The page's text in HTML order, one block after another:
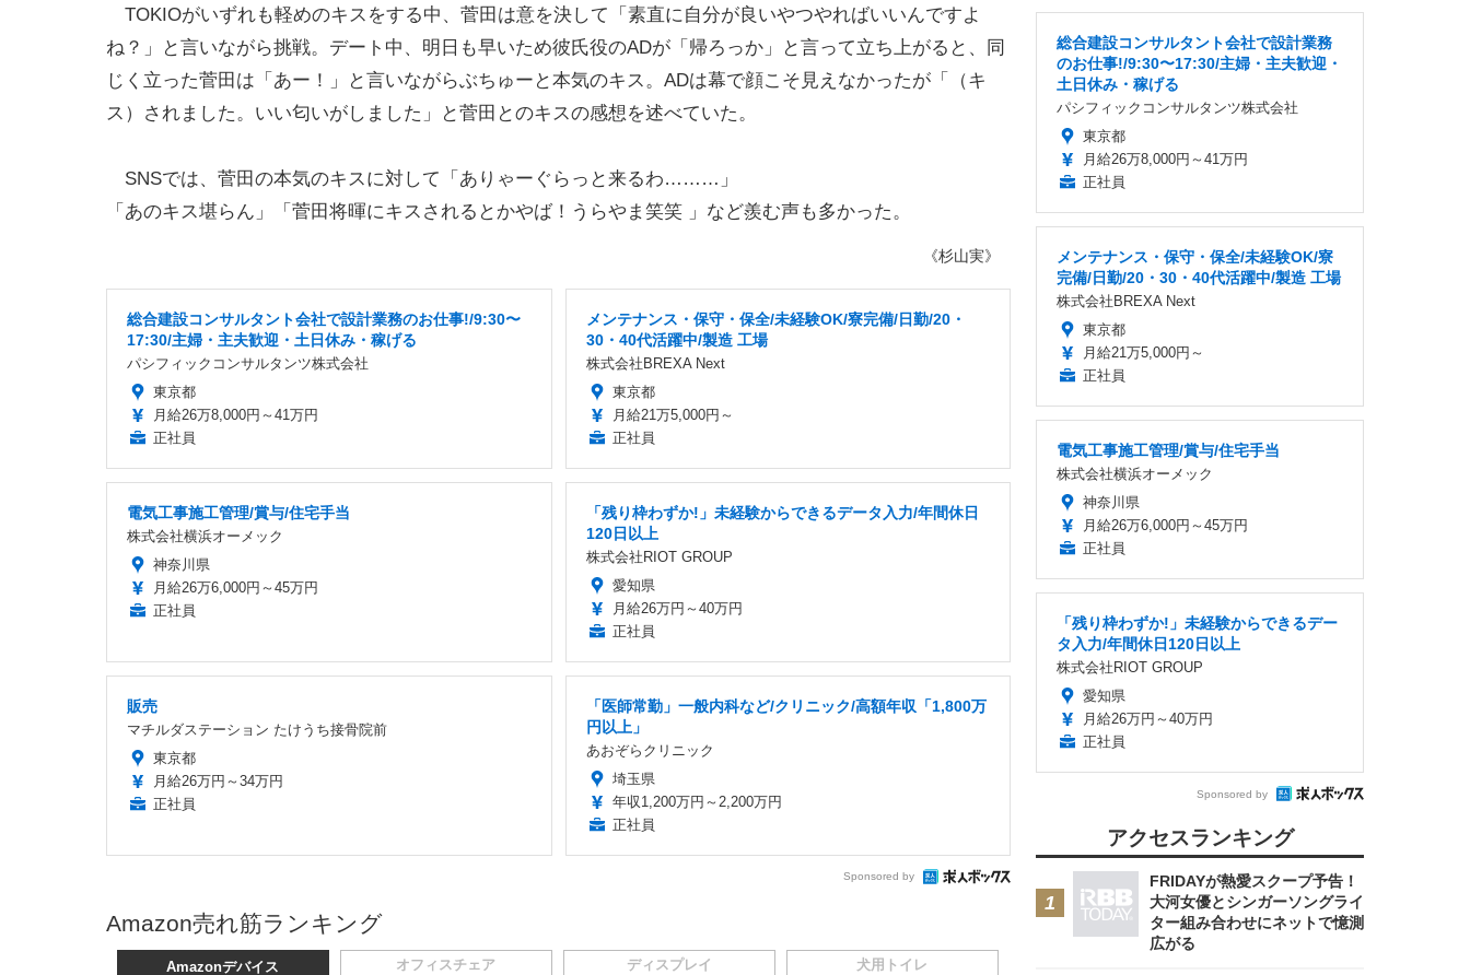
TOKIOがいずれも軽めのキスをする中、菅田は意を決して「素直に自分が良いやつやればいいんですよ
ね？」と言いながら挑戦。デート中、明日も早いため彼氏役のADが「帰ろっか」と言って立ち上がると、同
じく立った菅田は「あー！」と言いながらぶちゅーと本気のキス。ADは幕で顔こそ見えなかったが「（キ
ス）されました。いい匂いがしました」と菅田とのキスの感想を述べていた。
SNSでは、菅田の本気のキスに対して「ありゃーぐらっと来るわ………」
「あのキス堪らん」「菅田将暉にキスされるとかやば！うらやま笑笑 」など羨む声も多かった。
《杉山実》
総合建設コンサルタント会社で設計業務のお仕事!/9:30〜
17:30/主婦・主夫歓迎・土日休み・稼げる
パシフィックコンサルタンツ株式会社
東京都
月給26万8,000円～41万円
正社員
メンテナンス・保守・保全/未経験OK/寮完備/日勤/20・
30・40代活躍中/製造 工場
株式会社BREXA Next
東京都
月給21万5,000円～
正社員
電気工事施工管理/賞与/住宅手当
株式会社横浜オーメック
神奈川県
月給26万6,000円～45万円
正社員
「残り枠わずか!」未経験からできるデータ入力/年間休日
120日以上
株式会社RIOT GROUP
愛知県
月給26万円～40万円
正社員
販売
マチルダステーション たけうち接骨院前
東京都
月給26万円～34万円
正社員
「医師常勤」一般内科など/クリニック/高額年収「1,800万
円以上」
あおぞらクリニック
埼玉県
年収1,200万円～2,200万円
正社員
Sponsored by
Amazon売れ筋ランキング
Amazonデバイス オフィスチェア ディスプレイ 犬用トイレ
総合建設コンサルタント会社で設計業務
のお仕事!/9:30〜17:30/主婦・主夫歓迎・
土日休み・稼げる
パシフィックコンサルタンツ株式会社
東京都
月給26万8,000円～41万円
正社員
メンテナンス・保守・保全/未経験OK/寮
完備/日勤/20・30・40代活躍中/製造 工場
株式会社BREXA Next
東京都
月給21万5,000円～
正社員
電気工事施工管理/賞与/住宅手当
株式会社横浜オーメック
神奈川県
月給26万6,000円～45万円
正社員
「残り枠わずか!」未経験からできるデー
タ入力/年間休日120日以上
株式会社RIOT GROUP
愛知県
月給26万円～40万円
正社員
Sponsored by
アクセスランキング
FRIDAYが熱愛スクープ予告！
大河女優とシンガーソングライ
ター組み合わせにネットで憶測
広がる